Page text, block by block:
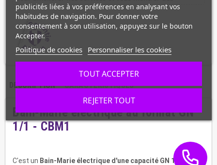
DESCRIPTION CARACTÉRISTIQUES
Bain-Marie électrique au format GN
1/1 - CBM1
C'est un Bain-Marie électrique d'une capacité GN 1/1
, très
publicités liées à vos préférences en analysant vos
habitudes de navigation. Pour donner votre
consentement à son utilisation, appuyez sur le bouton
Accepter.
Politique de cookies Personnaliser les cookies
REJETER TOUT
TOUT ACCEPTER